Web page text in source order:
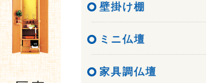
壁掛け棚
ミニ仏壇
家具調仏壇